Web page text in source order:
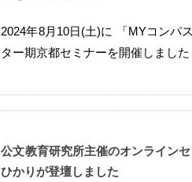
2024年8月10日(土)に 「MYコンパ
ター期京都セミナーを開催しまし
公文教育研究所主催のオンライン
ひかりが登壇しました